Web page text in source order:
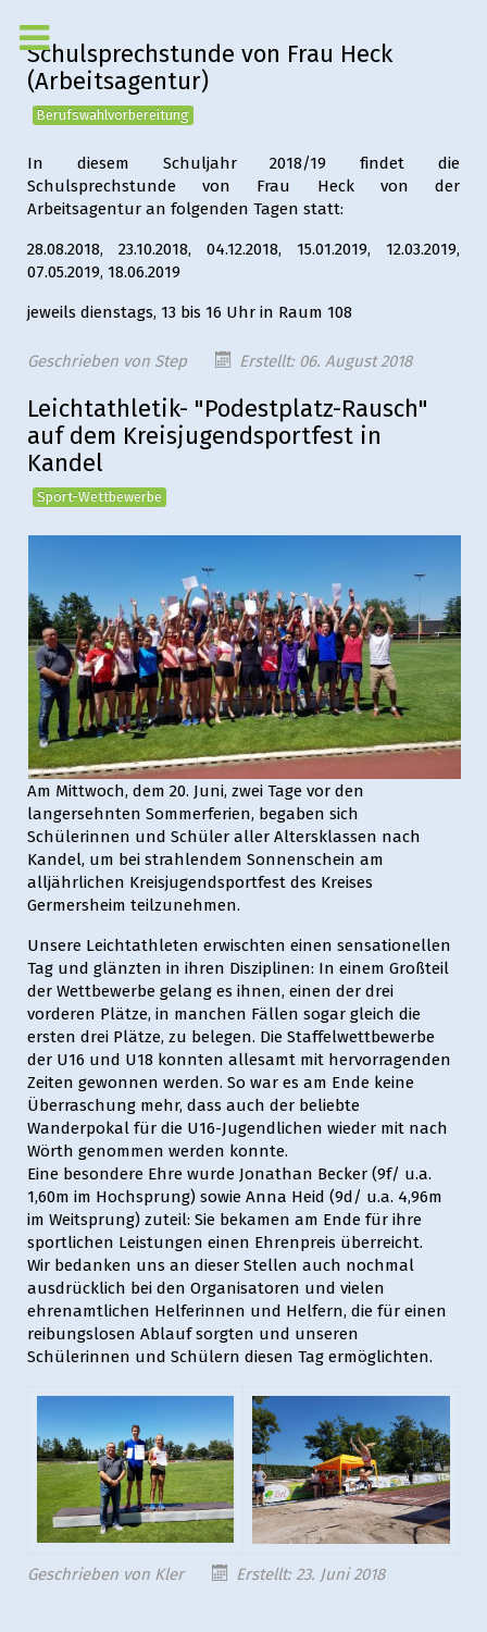
Schulsprechstunde von Frau Heck
(Arbeitsagentur)
Berufswahlvorbereitung
In diesem Schuljahr 2018/19 findet die
Schulsprechstunde von Frau Heck von der
Arbeitsagentur an folgenden Tagen statt:
28.08.2018, 23.10.2018, 04.12.2018, 15.01.2019, 12.03.2019,
07.05.2019, 18.06.2019
jeweils dienstags, 13 bis 16 Uhr in Raum 108
Geschrieben von Step Erstellt: 06. August 2018
Leichtathletik- "Podestplatz-Rausch"
auf dem Kreisjugendsportfest in
Kandel
Sport-Wettbewerbe
Am Mittwoch, dem 20. Juni, zwei Tage vor den
langersehnten Sommerferien, begaben sich
Schülerinnen und Schüler aller Altersklassen nach
Kandel, um bei strahlendem Sonnenschein am
alljährlichen Kreisjugendsportfest des Kreises
Germersheim teilzunehmen.
Unsere Leichtathleten erwischten einen sensationellen
Tag und glänzten in ihren Disziplinen: In einem Großteil
der Wettbewerbe gelang es ihnen, einen der drei
vorderen Plätze, in manchen Fällen sogar gleich die
ersten drei Plätze, zu belegen. Die Staffelwettbewerbe
der U16 und U18 konnten allesamt mit hervorragenden
Zeiten gewonnen werden. So war es am Ende keine
Überraschung mehr, dass auch der beliebte
Wanderpokal für die U16-Jugendlichen wieder mit nach
Wörth genommen werden konnte.
Eine besondere Ehre wurde Jonathan Becker (9f/ u.a.
1,60m im Hochsprung) sowie Anna Heid (9d/ u.a. 4,96m
im Weitsprung) zuteil: Sie bekamen am Ende für ihre
sportlichen Leistungen einen Ehrenpreis überreicht.
Wir bedanken uns an dieser Stellen auch nochmal
ausdrücklich bei den Organisatoren und vielen
ehrenamtlichen Helferinnen und Helfern, die für einen
reibungslosen Ablauf sorgten und unseren
Schülerinnen und Schülern diesen Tag ermöglichten.
Geschrieben von Kler Erstellt: 23. Juni 2018